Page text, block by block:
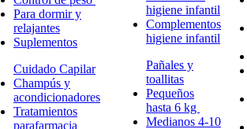
Para dormir y
relajantes
Suplementos
Cuidado Capilar
Champús y
acondicionadores
Tratamientos
parafarmacia
higiene infantil
Complementos
higiene infantil
Pañales y
toallitas
Pequeños
hasta 6 kg
Medianos 4-10